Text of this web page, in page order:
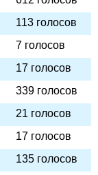
113 голосов
7 голосов
17 голосов
339 голосов
21 голосов
17 голосов
135 голосов